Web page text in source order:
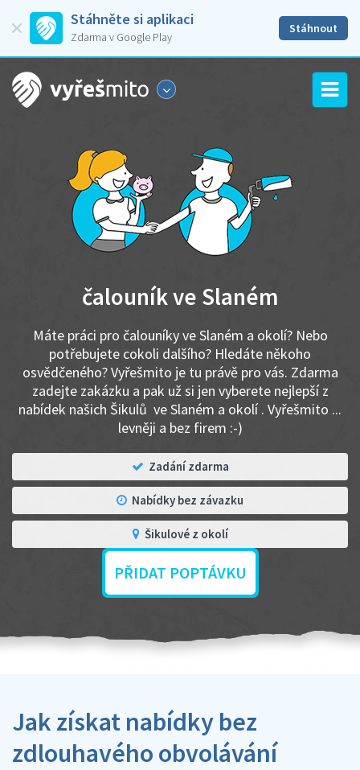
Stáhněte si aplikaci
Zdarma v Google Play
Stáhnout
čalouník ve Slaném
Máte práci pro čalouníky ve Slaném a okolí? Nebo
potřebujete cokoli dalšího? Hledáte někoho
osvědčeného? Vyřešmito je tu právě pro vás. Zdarma
zadejte zakázku a pak už si jen vyberete nejlepší z
nabídek našich Šikulů ve Slaném a okolí . Vyřešmito ...
levněji a bez firem :-)
Zadání zdarma
Nabídky bez závazku
Šikulové z okolí
PŘIDAT POPTÁVKU
Jak získat nabídky bez
zdlouhavého obvolávání